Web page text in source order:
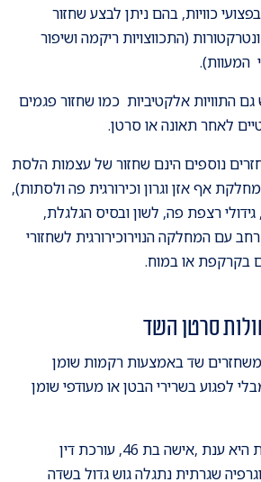
כוויות, בהם ניתן לבצע שחזור
(התכווצויות ריקמה ושיפור
המעוות).
גם התוויות אלקטיביות כמו שחזור פגמים
לאחר תאונה או סרטן.
נוספים הינם שחזור של עצמות הלסת
אף אזן וגרון וכירורגית פה ולסתות),
רצפת פה, לשון ובסיס הגלגלת,
עם המחלקה הנוירוכירורגית לשחזורי
בקרקפת או במוח.
סרטן השד
שד באמצעות רקמות שומן
לפגוע בשרירי הבטן או מעודפי שומן
דוגמא לחולה אונקולוגית היא ענת ,אישה בת 46, עורכת דין
שגרתית נתגלה גוש גדול בשדה